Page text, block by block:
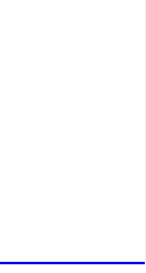
НЭГЖИЙН
ДҮГНЭНЭ
дарга
НҮБ-ын
17 дугаар
ажлын явцтай
аливаа
анхны 12
цутгалтын ажил
үзүүлэлт
гаргалаа